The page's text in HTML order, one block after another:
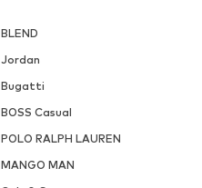
BLEND
Jordan
Bugatti
BOSS Casual
POLO RALPH LAUREN
MANGO MAN